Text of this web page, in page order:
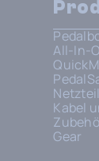
All-In-
Kabel
Gear